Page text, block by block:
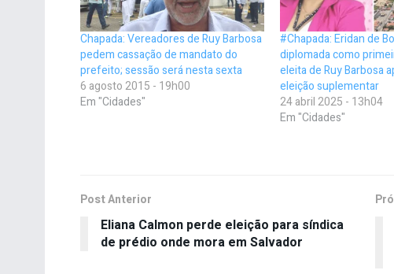
Chapada: Vereadores de Ruy Barbosa
pedem cassação de mandato do
prefeito; sessão será nesta sexta
6 agosto 2015 - 19h00
Em "Cidades"
#Chapada: Eridan de
diplomada como
eleita de Ruy Barbosa
eleição suplementar
24 abril 2025 - 13h04
Em "Cidades"
Post Anterior
Eliana Calmon perde eleição para síndica
de prédio onde mora em Salvador